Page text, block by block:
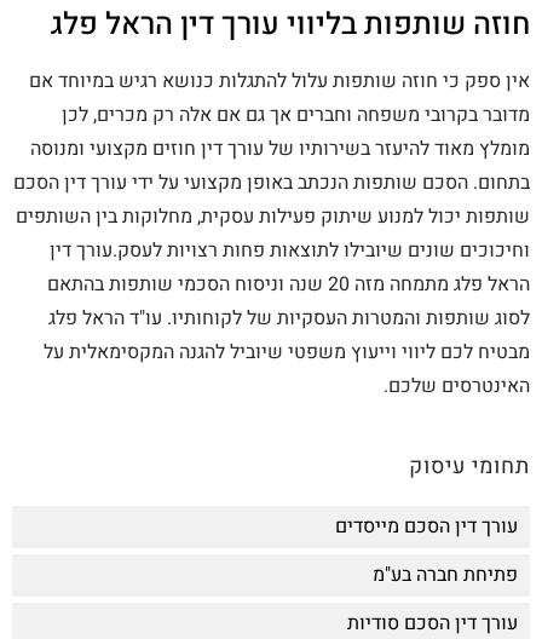
חוזה שותפות בליווי עורך דין הראל פלג
אין ספק כי חוזה שותפות עלול להתגלות כנושא רגיש במיוחד אם
מדובר בקרובי משפחה וחברים אך גם אם אלה רק מכרים, לכן
מומלץ מאוד להיעזר בשירותיו של עורך דין חוזים מקצועי ומנוסה
בתחום. הסכם שותפות הנכתב באופן מקצועי על ידי עורך דין הסכם
שותפות יכול למנוע שיתוק פעילות עסקית, מחלוקות בין השותפים
וחיכוכים שונים שיובילו לתוצאות פחות רצויות לעסק.עורך דין
הראל פלג מתמחה מזה 20 שנה וניסוח הסכמי שותפות בהתאם
לסוג שותפות והמטרות העסקיות של לקוחותיו. עו"ד הראל פלג
מבטיח לכם ליווי וייעוץ משפטי שיוביל להגנה המקסימאלית על
האינטרסים שלכם.
תחומי עיסוק
עורך דין הסכם מייסדים
פתיחת חברה בע"מ
עורך דין הסכם סודיות